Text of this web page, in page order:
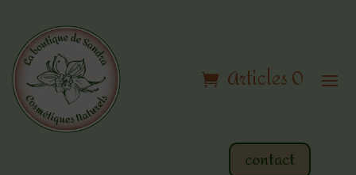
Articles 0
contact